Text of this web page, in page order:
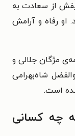
از سعادت به
او رفاه و آرامش
مژگان جلالی و
شاه‌بهرامی
است.
چه کسانی